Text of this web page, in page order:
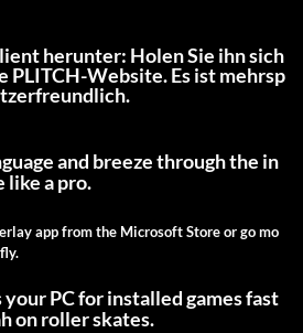
herunter: Holen Sie ihn sich
PLITCH-Website. Es ist mehrsp
and breeze through the in
a pro.
app from the Microsoft Store or go mo
PC for installed games fast
on roller skates.